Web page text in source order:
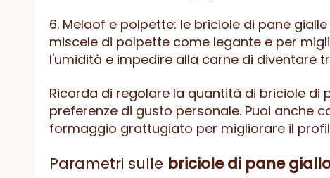
6. Melaof e polpette: le briciole di pane
miscele di polpette come legante e per
l'umidità e impedire alla carne di diventare
Ricorda di regolare la quantità di briciole di
preferenze di gusto personale. Puoi anche
formaggio grattugiato per migliorare il
Parametri sulle briciole di pane giallo